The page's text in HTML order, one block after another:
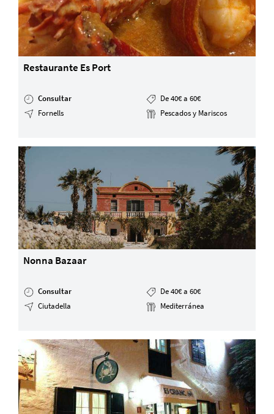
Restaurante Es Port
Consultar
De 40€ a 60€
Fornells
Pescados y Mariscos
Nonna Bazaar
Consultar
De 40€ a 60€
Ciutadella
Mediterránea